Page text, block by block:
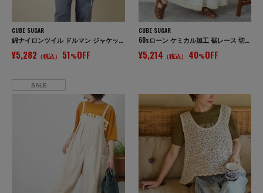
CUBE SUGAR
綿ナイロンツイル ドルマン ジャケット
¥5,282 （税込） 51%OFF
CUBE SUGAR
60sローン ケミカル加工 裾レース 切替 ギャザー パンツ
¥5,214 （税込） 40%OFF
SALE